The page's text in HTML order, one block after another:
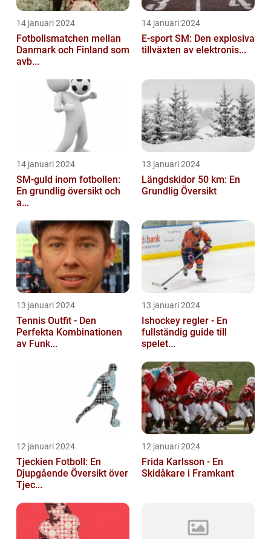
14 januari 2024
Fotbollsmatchen mellan
Danmark och Finland som
avb...
14 januari 2024
E-sport SM: Den explosiva
tillväxten av elektronis...
14 januari 2024
SM-guld inom fotbollen:
En grundlig översikt och
a...
13 januari 2024
Längdskidor 50 km: En
Grundlig Översikt
13 januari 2024
Tennis Outfit - Den
Perfekta Kombinationen
av Funk...
13 januari 2024
Ishockey regler - En
fullständig guide till
spelet...
12 januari 2024
Tjeckien Fotboll: En
Djupgående Översikt över
Tjec...
12 januari 2024
Frida Karlsson - En
Skidåkare i Framkant